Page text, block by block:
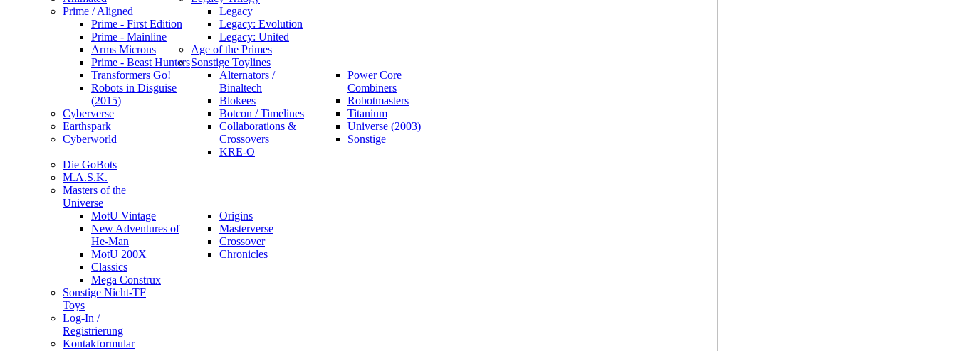
Prime / Aligned
Prime - First Edition
Prime - Mainline
Arms Microns
Prime - Beast Hunters
Transformers Go!
Robots in Disguise
(2015)
Cyberverse
Earthspark
Cyberworld
Legacy
Legacy: Evolution
Legacy: United
Age of the Primes
Sonstige Toylines
Alternators /
Binaltech
Blokees
Botcon / Timelines
Collaborations &
Crossovers
KRE-O
Power Core
Combiners
Robotmasters
Titanium
Universe (2003)
Sonstige
Die GoBots
M.A.S.K.
Masters of the
Universe
MotU Vintage
New Adventures of
He-Man
MotU 200X
Classics
Mega Construx
Origins
Masterverse
Crossover
Chronicles
Sonstige Nicht-TF
Toys
Log-In /
Registrierung
Kontakformular